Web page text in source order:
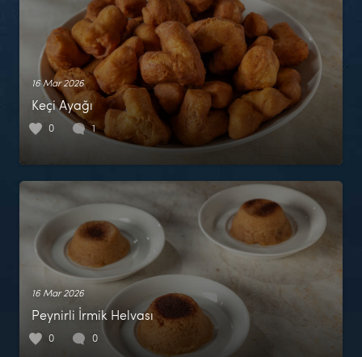
16 Mar 2026
Keçi Ayağı
0 1
16 Mar 2026
Peynirli İrmik Helvası
0 0